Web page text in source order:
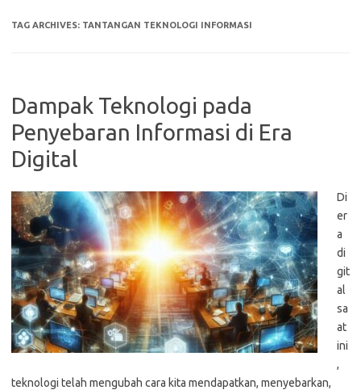
TAG ARCHIVES: TANTANGAN TEKNOLOGI INFORMASI
Dampak Teknologi pada
Penyebaran Informasi di Era
Digital
Di
er
a
di
git
al
sa
at
ini
,
teknologi telah mengubah cara kita mendapatkan, menyebarkan,